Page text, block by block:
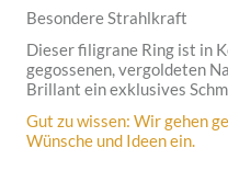
Besondere Strahlkraft
Dieser filigrane Ring ist in
gegossenen, vergoldeten
Brillant ein exklusives
Gut zu wissen: Wir gehen
Wünsche und Ideen ein.